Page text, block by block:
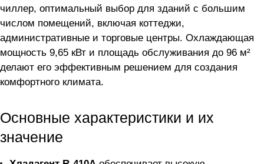
чиллер, оптимальный выбор для зданий с большим
числом помещений, включая коттеджи,
административные и торговые центры. Охлаждающая
мощность 9,65 кВт и площадь обслуживания до 96 м²
делают его эффективным решением для создания
комфортного климата.
Основные характеристики и их
значение